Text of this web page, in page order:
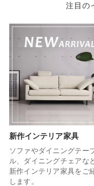
注目の
新作インテリア家具
ソファやダイニングテー
ル、ダイニングチェアな
新作インテリア家具をご
します。